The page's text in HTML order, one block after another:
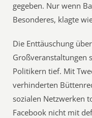
gegeben. Nur wenn
Besonderes, klagte
Die Enttäuschung
Großveranstaltungen
Politikern tief. Mit
verhinderten
sozialen Netzwerken
Facebook nicht mit